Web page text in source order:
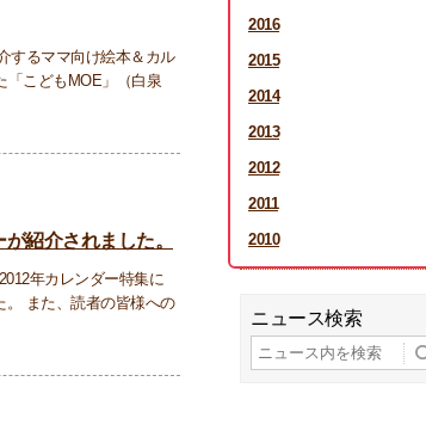
するママ向け絵本＆カル
「こどもMOE」（白泉
紹介されました。
年カレンダー特集に
また、読者の皆様への
2016
2015
2014
2013
2012
2011
2010
ニュース検索